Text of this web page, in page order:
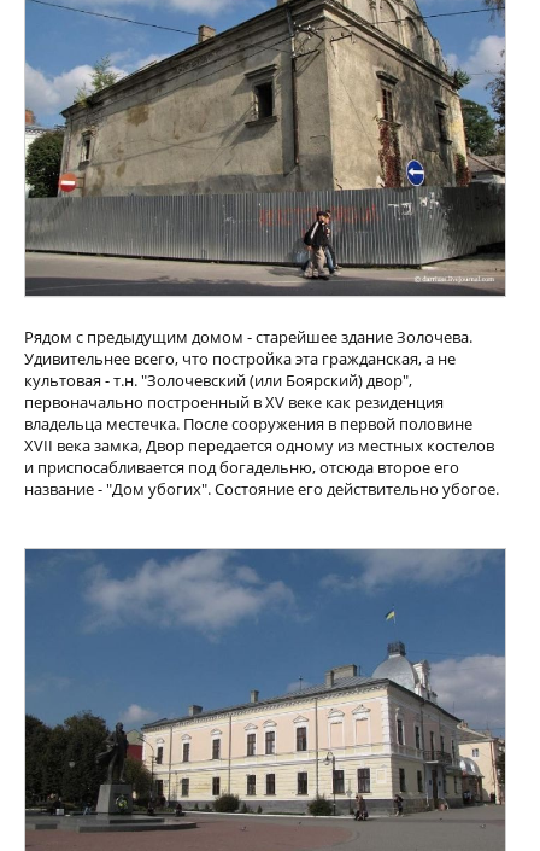
Рядом с предыдущим домом - старейшее здание Золочева.
Удивительнее всего, что постройка эта гражданская, а не
культовая - т.н. "Золочевский (или Боярский) двор",
первоначально построенный в XV веке как резиденция
владельца местечка. После сооружения в первой половине
XVII века замка, Двор передается одному из местных костелов
и приспосабливается под богадельню, отсюда второе его
название - "Дом убогих". Состояние его действительно убогое.